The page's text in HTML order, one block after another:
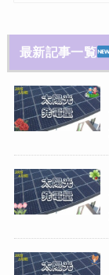
最新記事一覧